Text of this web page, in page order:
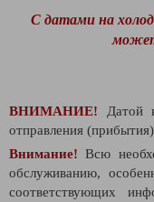
С датами на
ВНИМАНИЕ! Датой
отправления
Внимание! Всю
обслуживанию,
соответствующих